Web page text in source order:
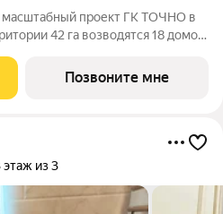
42 га возводятся 18 домов
парк 8,4 га и фитнес-центр с
Позвоните мне
этаж из 3